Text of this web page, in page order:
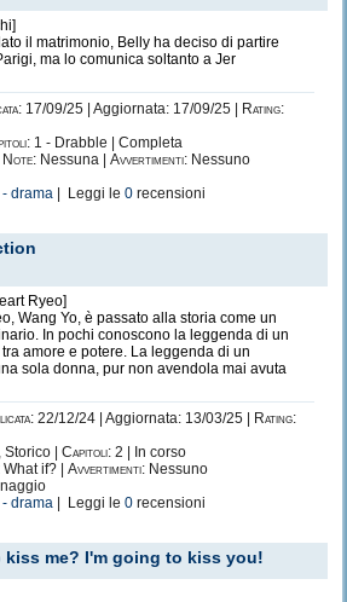
il matrimonio, Belly ha deciso di partire
ma lo comunica soltanto a Jer
17/09/25 | Aggiornata: 17/09/25 |
Rating:
1 - Drabble | Completa
Note: Nessuna | Avvertimenti: Nessuno
drama | Leggi le 0 recensioni
Ryeo]
Wang Yo, è passato alla storia come un
In pochi conoscono la leggenda di un
amore e potere. La leggenda di un
sola donna, pur non avendola mai avuta
22/12/24 | Aggiornata: 13/03/25 |
Rating:
| Capitoli: 2 | In corso
What if? | Avvertimenti: Nessuno
drama | Leggi le 0 recensioni
me? I'm going to kiss you!